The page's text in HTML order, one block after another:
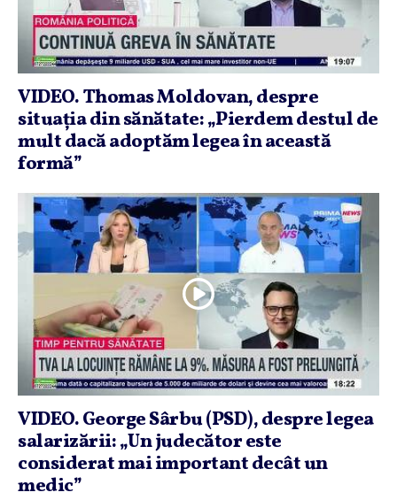
VIDEO. Thomas Moldovan, despre
situaţia din sănătate: „Pierdem destul de
mult dacă adoptăm legea în această
formă”
VIDEO. George Sârbu (PSD), despre legea
salarizării: „Un judecător este
considerat mai important decât un
medic”